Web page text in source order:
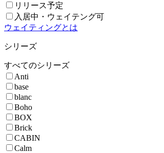
リリース予定
入居中・ウェイテング可
ウェイティングとは
シリーズ
すべてのシリーズ
Anti
base
blanc
Boho
BOX
Brick
CABIN
Calm